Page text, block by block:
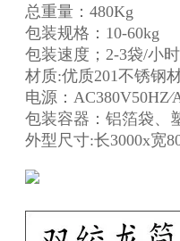
总重量：480Kg
包装规格：10-60kg
包装速度；2-3袋/小时
材质:优质201不锈钢
电源：
包装容器：铝箔袋、
外型尺寸:长3000x宽